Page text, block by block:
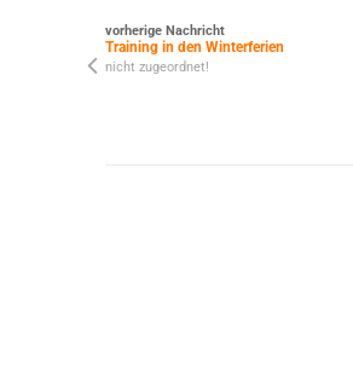
vorherige Nachricht
Training in den Winterferien
nicht zugeordnet!